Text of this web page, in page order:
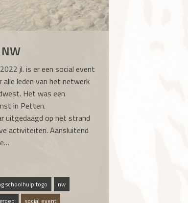
jl. is er een social event
alle leden van het netwerk
Het was een
in Petten.
uitgedaagd op het strand
activiteiten. Aansluitend
schoolhulp togo
nw
social event